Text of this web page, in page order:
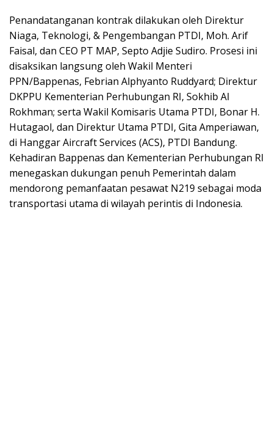
Penandatanganan kontrak dilakukan oleh Direktur
Niaga, Teknologi, & Pengembangan PTDI, Moh. Arif
Faisal, dan CEO PT MAP, Septo Adjie Sudiro. Prosesi ini
disaksikan langsung oleh Wakil Menteri
PPN/Bappenas, Febrian Alphyanto Ruddyard; Direktur
DKPPU Kementerian Perhubungan RI, Sokhib Al
Rokhman; serta Wakil Komisaris Utama PTDI, Bonar H.
Hutagaol, dan Direktur Utama PTDI, Gita Amperiawan,
di Hanggar Aircraft Services (ACS), PTDI Bandung.
Kehadiran Bappenas dan Kementerian Perhubungan RI
menegaskan dukungan penuh Pemerintah dalam
mendorong pemanfaatan pesawat N219 sebagai moda
transportasi utama di wilayah perintis di Indonesia.